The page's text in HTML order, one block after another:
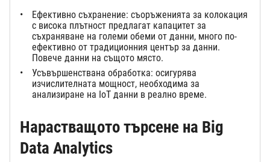
Ефективно съхранение: съоръженията за колокация
с висока плътност предлагат капацитет за
съхраняване на големи обеми от данни, много по-
ефективно от традиционния център за данни.
Повече данни на същото място.
Усъвършенствана обработка: осигурява
изчислителната мощност, необходима за
анализиране на IoT данни в реално време.
Нарастващото търсене на Big
Data Analytics